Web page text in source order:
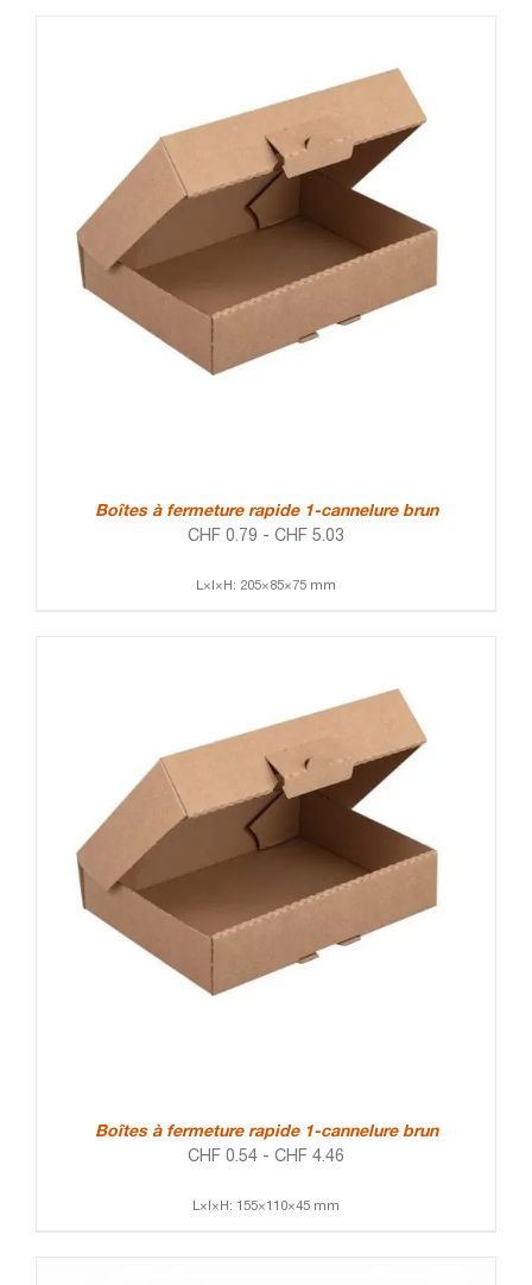
Boîtes à fermeture rapide 1-cannelure brun
CHF 0.79 - CHF 5.03
L×l×H: 205×85×75 mm
Boîtes à fermeture rapide 1-cannelure brun
CHF 0.54 - CHF 4.46
L×l×H: 155×110×45 mm